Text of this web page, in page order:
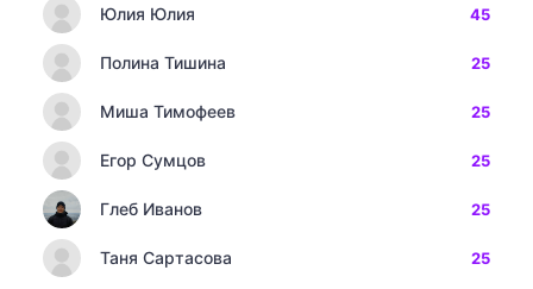
Юлия Юлия 45
Полина Тишина 25
Миша Тимофеев 25
Егор Сумцов 25
Глеб Иванов 25
Таня Сартасова 25